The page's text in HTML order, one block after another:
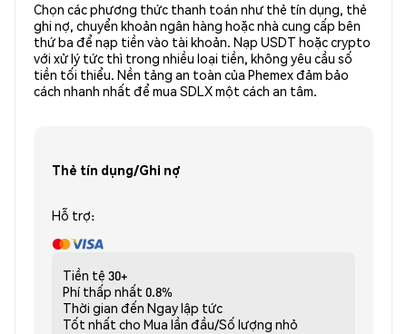
Chọn các phương thức thanh toán như thẻ tín dụng, thẻ
ghi nợ, chuyển khoản ngân hàng hoặc nhà cung cấp bên
thứ ba để nạp tiền vào tài khoản. Nạp USDT hoặc crypto
với xử lý tức thì trong nhiều loại tiền, không yêu cầu số
tiền tối thiểu. Nền tảng an toàn của Phemex đảm bảo
cách nhanh nhất để mua SDLX một cách an tâm.
Thẻ tín dụng/Ghi nợ
Hỗ trợ:
Tiền tệ 30+
Phí thấp nhất 0.8%
Thời gian đến Ngay lập tức
Tốt nhất cho Mua lần đầu/Số lượng nhỏ